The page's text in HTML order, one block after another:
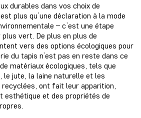
durables dans vos choix de
plus qu’une déclaration à la mode
– c’est une étape
vert. De plus en plus de
vers des options écologiques pour
du tapis n’est pas en reste dans ce
matériaux écologiques, tels que
le jute, la laine naturelle et les
ont fait leur apparition,
esthétique et des propriétés de